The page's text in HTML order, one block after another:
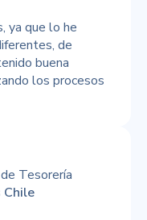
ya que lo he
de
buena
los procesos
Tesorería
Chile